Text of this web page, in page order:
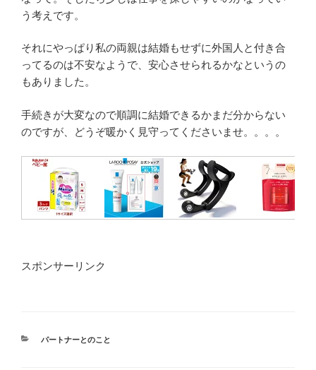
う考えです。
それにやっぱり私の両親は結婚もせずに外国人と付き合
ってるのは不安なようで、安心させられるかなというの
もありました。
手続きが大変なので順調に結婚できるかまだ分からない
のですが、どうぞ暖かく見守ってくださいませ。。。。
スポンサーリンク
カ
パートナーとのこと